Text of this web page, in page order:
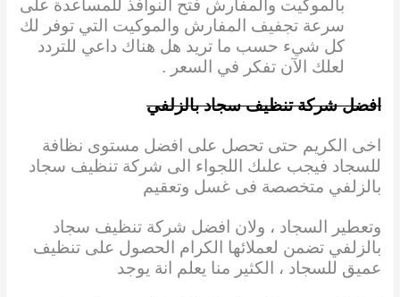
بالموكيت والمفارش فتح النوافذ للمساعدة على
سرعة تجفيف المفارش والموكيت التي توفر لك
كل شيء حسب ما تريد هل هناك داعي للتردد
لعلك الآن تفكر في السعر .
افضل شركة تنظيف سجاد بالزلفي
اخى الكريم حتى تحصل على افضل مستوى نظافة
للسجاد فيجب علىك اللجواء الى شركة تنظيف سجاد
بالزلفي متخصصة فى غسل وتعقيم
وتعطير السجاد ، ولان افضل شركة تنظيف سجاد
بالزلفي تضمن لعملائها الكرام الحصول على تنظيف
عميق للسجاد ، الكثير منا يعلم انة يوجد